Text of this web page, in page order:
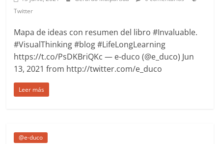
Twitter
Mapa de ideas con resumen del libro #Invaluable.
#VisualThinking #blog #LifeLongLearning
https://t.co/PsDKBriQKc — e-duco (@e_duco) Jun
13, 2021 from http://twitter.com/e_duco
Leer más
@e-duco